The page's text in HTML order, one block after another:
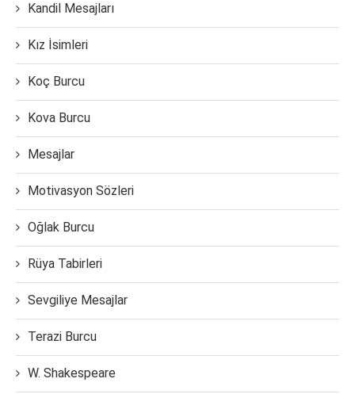
Kandil Mesajları
Kız İsimleri
Koç Burcu
Kova Burcu
Mesajlar
Motivasyon Sözleri
Oğlak Burcu
Rüya Tabirleri
Sevgiliye Mesajlar
Terazi Burcu
W. Shakespeare